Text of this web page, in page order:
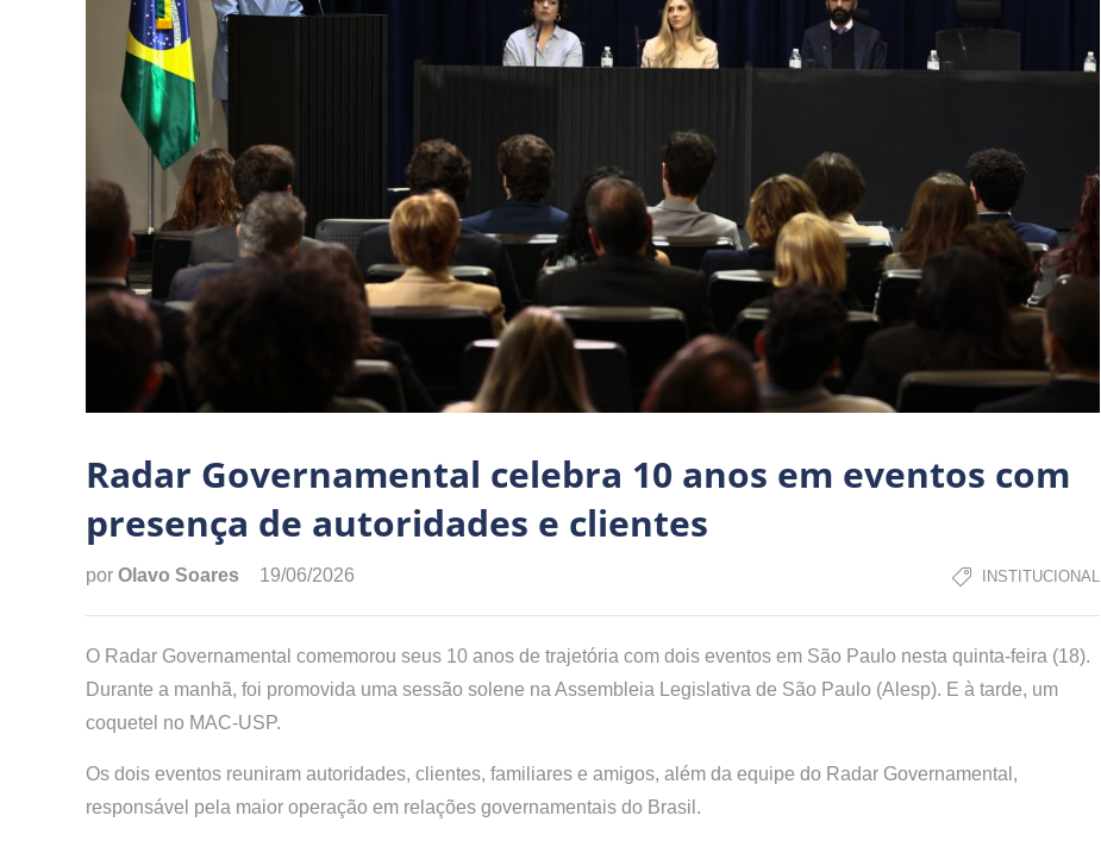
Radar Governamental celebra 10 anos em eventos com
presença de autoridades e clientes
por Olavo Soares 19/06/2026 INSTITUCIONAL
O Radar Governamental comemorou seus 10 anos de trajetória com dois eventos em São Paulo nesta quinta-feira (18).
Durante a manhã, foi promovida uma sessão solene na Assembleia Legislativa de São Paulo (Alesp). E à tarde, um
coquetel no MAC-USP.
Os dois eventos reuniram autoridades, clientes, familiares e amigos, além da equipe do Radar Governamental,
responsável pela maior operação em relações governamentais do Brasil.